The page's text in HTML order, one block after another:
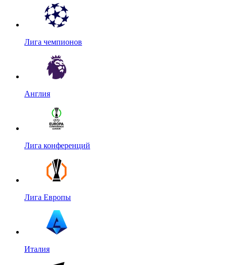
Лига чемпионов
Англия
Лига конференций
Лига Европы
Италия